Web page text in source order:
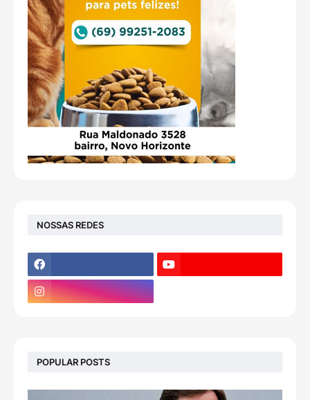
NOSSAS REDES
POPULAR POSTS